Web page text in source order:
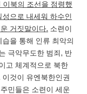
이북의 조선을 점령했
으로 내세워 하수인
거짓말이다. 소련이
습을 통해 인류 최악의
극악무도한 범죄 , 반
고 체계적으로 북한
이것이 유엔북한인권
민들은 소련이 세운